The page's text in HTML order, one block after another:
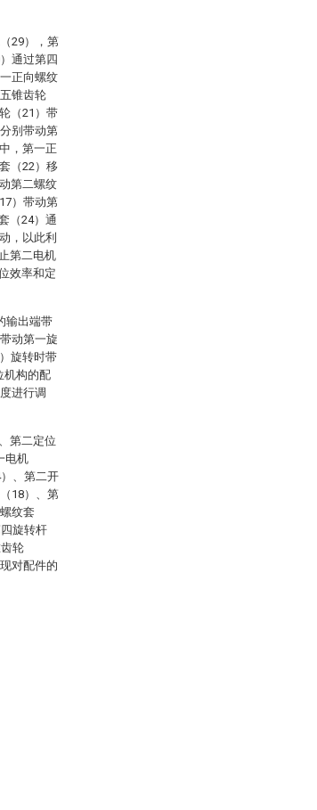
29），第
通过第四
正向螺纹
锥齿轮
（21）带
别带动第
，第一正
（22）移
第二螺纹
）带动第
（24）通
，以此利
第二电机
效率和定
输出端带
动第一旋
旋转时带
机构的配
进行调
第二定位
电机
、第二开
18）、第
纹套
旋转杆
轮
对配件的